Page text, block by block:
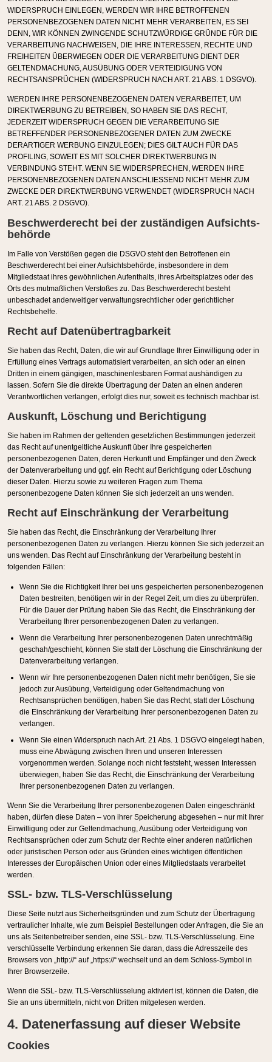
WIDERSPRUCH EINLEGEN, WERDEN WIR IHRE BETROFFENEN
PERSONENBEZOGENEN DATEN NICHT MEHR VERARBEITEN, ES SEI
DENN, WIR KÖNNEN ZWINGENDE SCHUTZWÜRDIGE GRÜNDE FÜR DIE
VERARBEITUNG NACHWEISEN, DIE IHRE INTERESSEN, RECHTE UND
FREIHEITEN ÜBERWIEGEN ODER DIE VERARBEITUNG DIENT DER
GELTENDMACHUNG, AUSÜBUNG ODER VERTEIDIGUNG VON
RECHTSANSPRÜCHEN (WIDERSPRUCH NACH ART. 21 ABS. 1 DSGVO).
WERDEN IHRE PERSONENBEZOGENEN DATEN VERARBEITET, UM
DIREKTWERBUNG ZU BETREIBEN, SO HABEN SIE DAS RECHT,
JEDERZEIT WIDERSPRUCH GEGEN DIE VERARBEITUNG SIE
BETREFFENDER PERSONENBEZOGENER DATEN ZUM ZWECKE
DERARTIGER WERBUNG EINZULEGEN; DIES GILT AUCH FÜR DAS
PROFILING, SOWEIT ES MIT SOLCHER DIREKTWERBUNG IN
VERBINDUNG STEHT. WENN SIE WIDERSPRECHEN, WERDEN IHRE
PERSONENBEZOGENEN DATEN ANSCHLIESSEND NICHT MEHR ZUM
ZWECKE DER DIREKTWERBUNG VERWENDET (WIDERSPRUCH NACH
ART. 21 ABS. 2 DSGVO).
Beschwerde­recht bei der zuständigen Aufsichts­
behörde
Im Falle von Verstößen gegen die DSGVO steht den Betroffenen ein
Beschwerderecht bei einer Aufsichtsbehörde, insbesondere in dem
Mitgliedstaat ihres gewöhnlichen Aufenthalts, ihres Arbeitsplatzes oder des
Orts des mutmaßlichen Verstoßes zu. Das Beschwerderecht besteht
unbeschadet anderweitiger verwaltungsrechtlicher oder gerichtlicher
Rechtsbehelfe.
Recht auf Daten­übertrag­barkeit
Sie haben das Recht, Daten, die wir auf Grundlage Ihrer Einwilligung oder in
Erfüllung eines Vertrags automatisiert verarbeiten, an sich oder an einen
Dritten in einem gängigen, maschinenlesbaren Format aushändigen zu
lassen. Sofern Sie die direkte Übertragung der Daten an einen anderen
Verantwortlichen verlangen, erfolgt dies nur, soweit es technisch machbar ist.
Auskunft, Löschung und Berichtigung
Sie haben im Rahmen der geltenden gesetzlichen Bestimmungen jederzeit
das Recht auf unentgeltliche Auskunft über Ihre gespeicherten
personenbezogenen Daten, deren Herkunft und Empfänger und den Zweck
der Datenverarbeitung und ggf. ein Recht auf Berichtigung oder Löschung
dieser Daten. Hierzu sowie zu weiteren Fragen zum Thema
personenbezogene Daten können Sie sich jederzeit an uns wenden.
Recht auf Einschränkung der Verarbeitung
Sie haben das Recht, die Einschränkung der Verarbeitung Ihrer
personenbezogenen Daten zu verlangen. Hierzu können Sie sich jederzeit an
uns wenden. Das Recht auf Einschränkung der Verarbeitung besteht in
folgenden Fällen:
Wenn Sie die Richtigkeit Ihrer bei uns gespeicherten personenbezogenen
Daten bestreiten, benötigen wir in der Regel Zeit, um dies zu überprüfen.
Für die Dauer der Prüfung haben Sie das Recht, die Einschränkung der
Verarbeitung Ihrer personenbezogenen Daten zu verlangen.
Wenn die Verarbeitung Ihrer personenbezogenen Daten unrechtmäßig
geschah/geschieht, können Sie statt der Löschung die Einschränkung der
Datenverarbeitung verlangen.
Wenn wir Ihre personenbezogenen Daten nicht mehr benötigen, Sie sie
jedoch zur Ausübung, Verteidigung oder Geltendmachung von
Rechtsansprüchen benötigen, haben Sie das Recht, statt der Löschung
die Einschränkung der Verarbeitung Ihrer personenbezogenen Daten zu
verlangen.
Wenn Sie einen Widerspruch nach Art. 21 Abs. 1 DSGVO eingelegt haben,
muss eine Abwägung zwischen Ihren und unseren Interessen
vorgenommen werden. Solange noch nicht feststeht, wessen Interessen
überwiegen, haben Sie das Recht, die Einschränkung der Verarbeitung
Ihrer personenbezogenen Daten zu verlangen.
Wenn Sie die Verarbeitung Ihrer personenbezogenen Daten eingeschränkt
haben, dürfen diese Daten – von ihrer Speicherung abgesehen – nur mit Ihrer
Einwilligung oder zur Geltendmachung, Ausübung oder Verteidigung von
Rechtsansprüchen oder zum Schutz der Rechte einer anderen natürlichen
oder juristischen Person oder aus Gründen eines wichtigen öffentlichen
Interesses der Europäischen Union oder eines Mitgliedstaats verarbeitet
werden.
SSL- bzw. TLS-Verschlüsselung
Diese Seite nutzt aus Sicherheitsgründen und zum Schutz der Übertragung
vertraulicher Inhalte, wie zum Beispiel Bestellungen oder Anfragen, die Sie an
uns als Seitenbetreiber senden, eine SSL- bzw. TLS-Verschlüsselung. Eine
verschlüsselte Verbindung erkennen Sie daran, dass die Adresszeile des
Browsers von „http://“ auf „https://“ wechselt und an dem Schloss-Symbol in
Ihrer Browserzeile.
Wenn die SSL- bzw. TLS-Verschlüsselung aktiviert ist, können die Daten, die
Sie an uns übermitteln, nicht von Dritten mitgelesen werden.
4. Datenerfassung auf dieser Website
Cookies